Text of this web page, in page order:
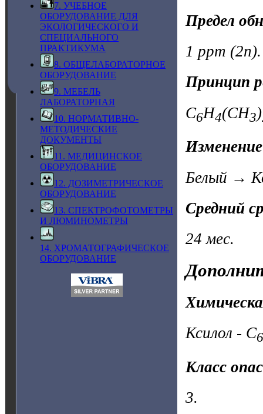
7. УЧЕБНОЕ
ОБОРУДОВАНИЕ ДЛЯ
ЭКОЛОГИЧЕСКОГО И
СПЕЦИАЛЬНОГО
ПРАКТИКУМА
8. ОБЩЕЛАБОРАТОРНОЕ
ОБОРУДОВАНИЕ
9. МЕБЕЛЬ
ЛАБОРАТОРНАЯ
10. НОРМАТИВНО-
МЕТОДИЧЕСКИЕ
ДОКУМЕНТЫ
11. МЕДИЦИНСКОЕ
ОБОРУДОВАНИЕ
12. ДОЗИМЕТРИЧЕСКОЕ
ОБОРУДОВАНИЕ
13. СПЕКТРОФОТОМЕТРЫ
И ЛЮМИНОМЕТРЫ
14. ХРОМАТОГРАФИЧЕСКОЕ
ОБОРУДОВАНИЕ
Предел
1 ppm (2n).
Принцип
C6H4(CH3)
Белый →
Средний
24 мес.
Ксилол - C6
Класс
3.